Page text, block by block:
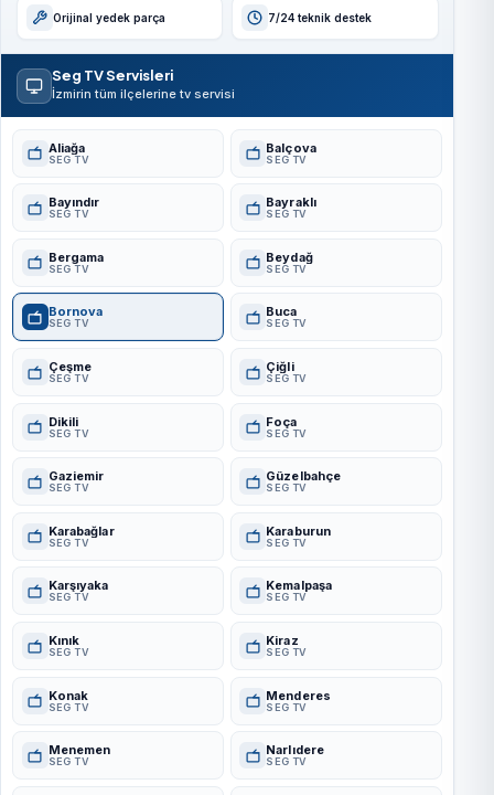
Orijinal yedek parça 7/24 teknik destek
Seg TV Servisleri
İzmirin tüm ilçelerine tv servisi
Aliağa
SEG TV
Balçova
SEG TV
Bayındır
SEG TV
Bayraklı
SEG TV
Bergama
SEG TV
Beydağ
SEG TV
Bornova
SEG TV
Buca
SEG TV
Çeşme
SEG TV
Çiğli
SEG TV
Dikili
SEG TV
Foça
SEG TV
Gaziemir
SEG TV
Güzelbahçe
SEG TV
Karabağlar
SEG TV
Karaburun
SEG TV
Karşıyaka
SEG TV
Kemalpaşa
SEG TV
Kınık
SEG TV
Kiraz
SEG TV
Konak
SEG TV
Menderes
SEG TV
Menemen
SEG TV
Narlıdere
SEG TV